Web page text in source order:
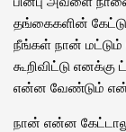
தங்கைகளின்
நீங்கள் நான் மட்டும்
கூறிவிட்டு
என்ன வேண்டும்
நான் என்ன